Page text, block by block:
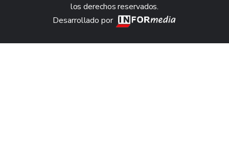
los derechos reservados.
Desarrollado por